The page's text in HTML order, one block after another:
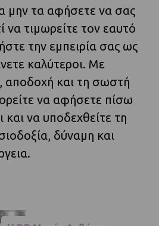
μην τα αφήσετε να σας
να τιμωρείτε τον εαυτό
την εμπειρία σας ως
καλύτεροι. Με
αποδοχή και τη σωστή
να αφήσετε πίσω
και να υποδεχθείτε τη
δύναμη και